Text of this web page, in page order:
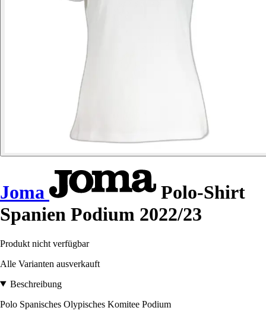
Joma
Polo-Shirt
Spanien Podium 2022/23
Produkt nicht verfügbar
Alle Varianten ausverkauft
Beschreibung
Polo Spanisches Olypisches Komitee Podium